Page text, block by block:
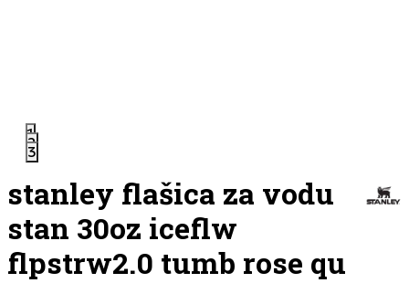
1
2
3
stanley flašica za vodu
stan 30oz iceflw
flpstrw2.0 tumb rose qu